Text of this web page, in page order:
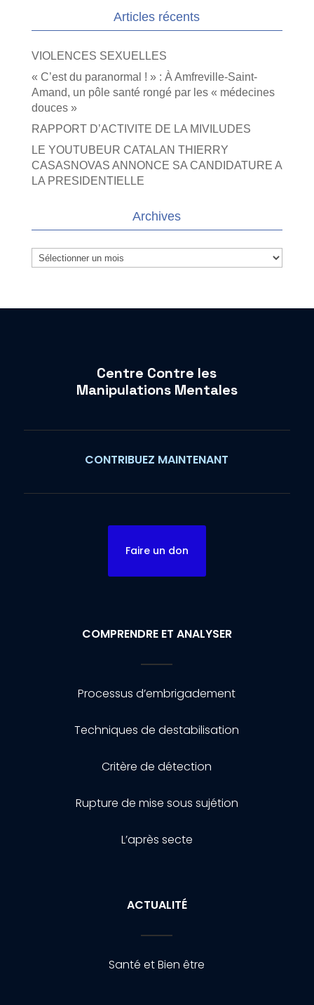
Articles récents
VIOLENCES SEXUELLES
« C’est du paranormal ! » : À Amfreville-Saint-
Amand, un pôle santé rongé par les « médecines
douces »
RAPPORT D’ACTIVITE DE LA MIVILUDES
LE YOUTUBEUR CATALAN THIERRY
CASASNOVAS ANNONCE SA CANDIDATURE A
LA PRESIDENTIELLE
Archives
Archives
Centre Contre les
Manipulations Mentales
CONTRIBUEZ MAINTENANT
Faire un don
COMPRENDRE ET ANALYSER
Processus d’embrigadement
Techniques de destabilisation
Critère de détection
Rupture de mise sous sujétion
L’après secte
ACTUALITÉ
Santé et Bien être